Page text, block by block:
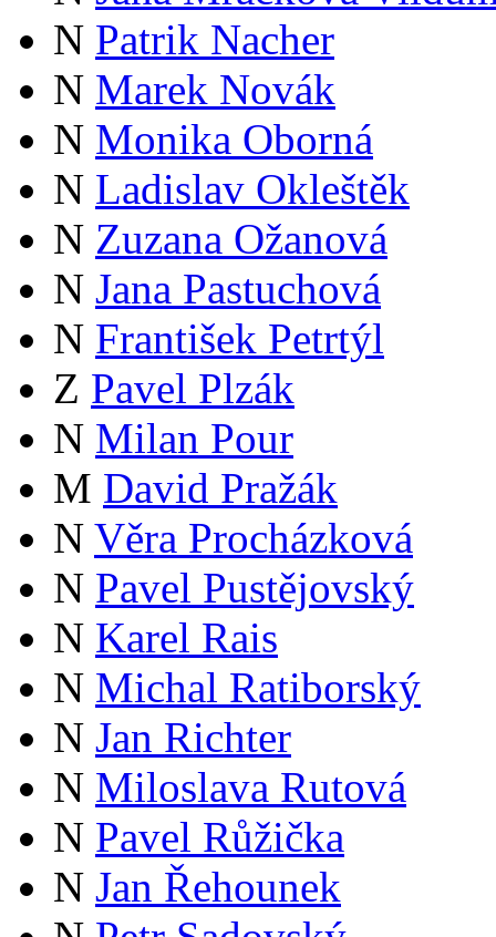
N Patrik Nacher
N Marek Novák
N Monika Oborná
N Ladislav Okleštěk
N Zuzana Ožanová
N Jana Pastuchová
N František Petrtýl
Z Pavel Plzák
N Milan Pour
M David Pražák
N Věra Procházková
N Pavel Pustějovský
N Karel Rais
N Michal Ratiborský
N Jan Richter
N Miloslava Rutová
N Pavel Růžička
N Jan Řehounek